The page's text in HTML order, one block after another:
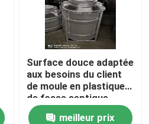
Surface douce adaptée
aux besoins du client
de moule en plastique
de fosse septique
disponible
meilleur prix